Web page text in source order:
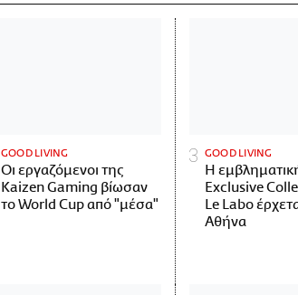
GOOD LIVING
Οι εργαζόμενοι της
Kaizen Gaming βίωσαν
το World Cup από "μέσα"
GOOD LIVING
Η
Exclusive
Le Labo
Αθήνα